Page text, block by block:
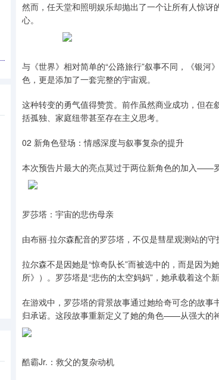
然而，任天堂和照明娱乐却抛出了一个让所有人惊
心。
与《世界》相对简单的“公路旅行”叙事不同，《银
色，更是添加了一套完整的宇宙观。
这种转变的勇气值得赞赏。前作虽然商业成功，但
括孤独、家庭纽带甚至存在主义思考。
02 新角色登场：情感深度与叙事复杂的提升
本次预告片最大的亮点莫过于两位新角色的加入——
罗莎塔：宇宙的悲伤母亲
由布丽·拉尔森配音的罗莎塔，不仅是彗星观测站的
拉尔森不是因她是“惊奇队长”而被选中的，而是因
所》）。罗莎塔是“悲伤的太空妈妈”，她承载着这个
在游戏中，罗莎塔的背景故事通过她给奇可念的故
归承诺。这段故事重新定义了她的角色——从强大的
酷霸Jr.：救父的复杂动机